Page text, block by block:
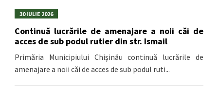
30 IULIE 2026
Continuă lucrările de amenajare a noii căi de
acces de sub podul rutier din str. Ismail
Primăria Municipiului Chișinău continuă lucrările de
amenajare a noii căi de acces de sub podul ruti...